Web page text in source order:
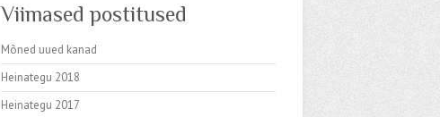
Viimased postitused
Mõned uued kanad
Heinategu 2018
Heinategu 2017